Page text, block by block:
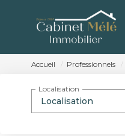
Accueil Professionnels
Localisation
Localisation